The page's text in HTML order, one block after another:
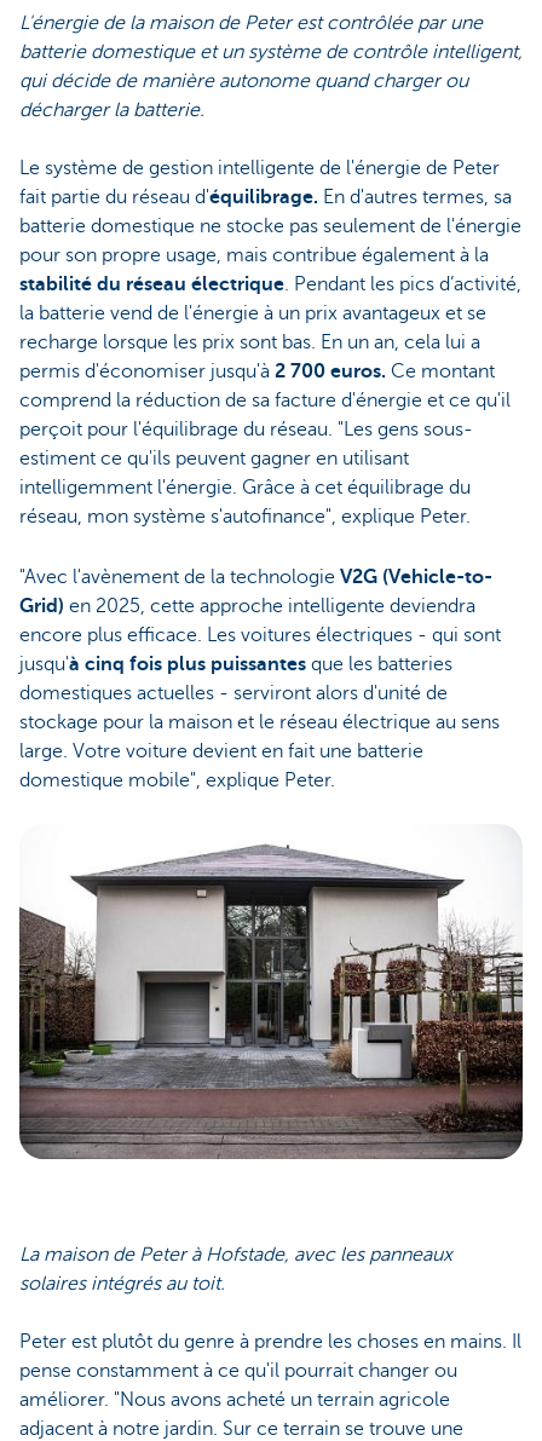
L'énergie de la maison de Peter est contrôlée par une
batterie domestique et un système de contrôle intelligent,
qui décide de manière autonome quand charger ou
décharger la batterie.
Le système de gestion intelligente de l'énergie de Peter
fait partie du réseau d'équilibrage. En d'autres termes, sa
batterie domestique ne stocke pas seulement de l'énergie
pour son propre usage, mais contribue également à la
stabilité du réseau électrique. Pendant les pics d’activité,
la batterie vend de l'énergie à un prix avantageux et se
recharge lorsque les prix sont bas. En un an, cela lui a
permis d'économiser jusqu'à 2 700 euros. Ce montant
comprend la réduction de sa facture d'énergie et ce qu'il
perçoit pour l'équilibrage du réseau. "Les gens sous-
estiment ce qu'ils peuvent gagner en utilisant
intelligemment l'énergie. Grâce à cet équilibrage du
réseau, mon système s'autofinance", explique Peter.
"Avec l'avènement de la technologie V2G (Vehicle-to-
Grid) en 2025, cette approche intelligente deviendra
encore plus efficace. Les voitures électriques - qui sont
jusqu'à cinq fois plus puissantes que les batteries
domestiques actuelles - serviront alors d'unité de
stockage pour la maison et le réseau électrique au sens
large. Votre voiture devient en fait une batterie
domestique mobile", explique Peter.
La maison de Peter à Hofstade, avec les panneaux
solaires intégrés au toit.
Peter est plutôt du genre à prendre les choses en mains. Il
pense constamment à ce qu'il pourrait changer ou
améliorer. "Nous avons acheté un terrain agricole
adjacent à notre jardin. Sur ce terrain se trouve une